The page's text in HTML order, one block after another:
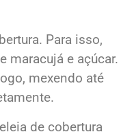
Para isso,
maracujá e açúcar.
mexendo até
de cobertura